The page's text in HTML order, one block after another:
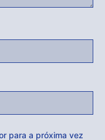
para a próxima vez